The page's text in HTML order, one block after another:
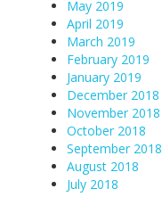
May 2019
April 2019
March 2019
February 2019
January 2019
December 2018
November 2018
October 2018
September 2018
August 2018
July 2018